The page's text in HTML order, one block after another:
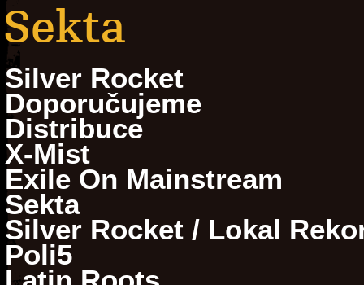
Sekta
Silver Rocket
Doporučujeme
Distribuce
X-Mist
Exile On Mainstream
Sekta
Silver Rocket / Lokal
Poli5